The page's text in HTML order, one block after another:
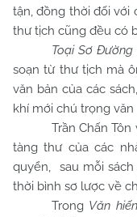
tận, đồng thời đối với
thư tịch cũng đều có
Toại Sơ
soạn từ thư tịch mà
văn bản của các
khí mới chú trọng văn
Trần Chấn
tàng thư của các
quyển, sau mỗi
thời bình sơ lược về
Trong Văn